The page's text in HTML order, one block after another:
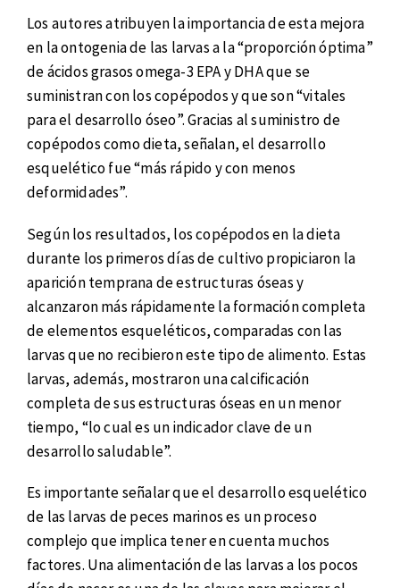
Los autores atribuyen la importancia de esta mejora
en la ontogenia de las larvas a la “proporción óptima”
de ácidos grasos omega-3 EPA y DHA que se
suministran con los copépodos y que son “vitales
para el desarrollo óseo”. Gracias al suministro de
copépodos como dieta, señalan, el desarrollo
esquelético fue “más rápido y con menos
deformidades”.
Según los resultados, los copépodos en la dieta
durante los primeros días de cultivo propiciaron la
aparición temprana de estructuras óseas y
alcanzaron más rápidamente la formación completa
de elementos esqueléticos, comparadas con las
larvas que no recibieron este tipo de alimento. Estas
larvas, además, mostraron una calcificación
completa de sus estructuras óseas en un menor
tiempo, “lo cual es un indicador clave de un
desarrollo saludable”.
Es importante señalar que el desarrollo esquelético
de las larvas de peces marinos es un proceso
complejo que implica tener en cuenta muchos
factores. Una alimentación de las larvas a los pocos